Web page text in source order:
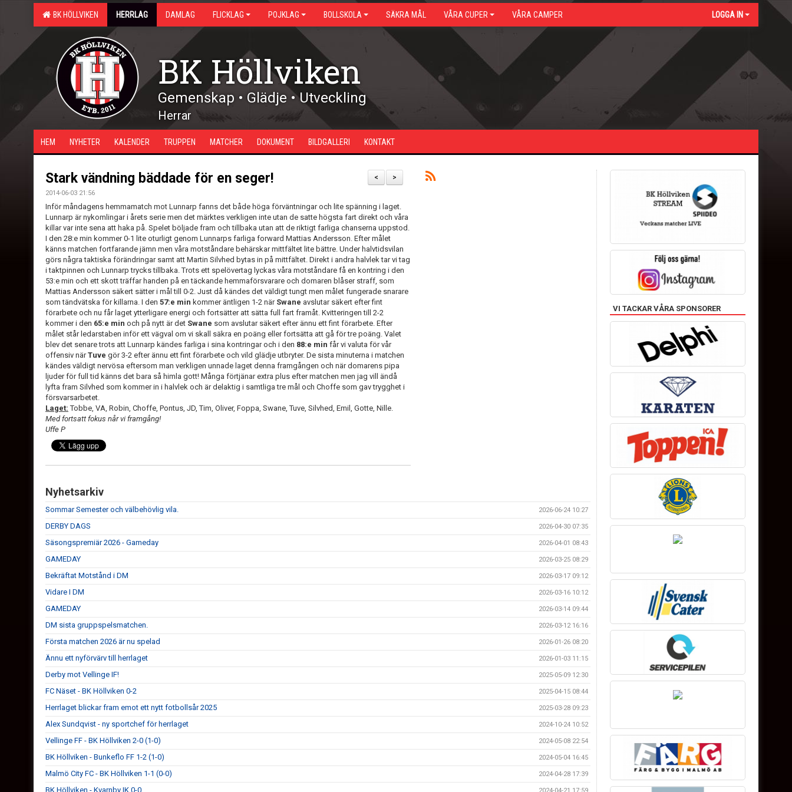
BK HÖLLVIKEN HERRLAG DAMLAG FLICKLAG POJKLAG BOLLSKOLA SÄKRA MÅL VÅRA CUPER VÅRA CAMPER LOGGA IN
BK Höllviken
Gemenskap • Glädje • Utveckling
Herrar
HEM NYHETER KALENDER TRUPPEN MATCHER DOKUMENT BILDGALLERI KONTAKT
>
<
Stark vändning bäddade för en seger!
2014-06-03 21:56
Inför måndagens hemmamatch mot Lunnarp fanns det både höga förväntningar och lite spänning i laget.
Lunnarp är nykomlingar i årets serie men det märktes verkligen inte utan de satte högsta fart direkt och våra
killar var inte sena att haka på. Spelet böljade fram och tillbaka utan att de riktigt farliga chanserna uppstod.
I den 28:e min kommer 0-1 lite oturligt genom Lunnarps farliga forward Mattias Andersson. Efter målet
känns matchen fortfarande jämn men våra motståndare behärskar mittfältet lite bättre. Under halvtidsvilan
görs några taktiska förändringar samt att Martin Silvhed bytas in på mittfältet. Direkt i andra halvlek tar vi tag
i taktpinnen och Lunnarp trycks tillbaka. Trots ett spelövertag lyckas våra motståndare få en kontring i den
53:e min och ett skott träffar handen på en täckande hemmaförsvarare och domaren blåser straff, som
Mattias Andersson säkert sätter i mål till 0-2. Just då kändes det väldigt tungt men målet fungerade snarare
som tändvätska för killarna. I den 57:e min kommer äntligen 1-2 när Swane avslutar säkert efter fint
förarbete och nu får laget ytterligare energi och fortsätter att sätta full fart framåt. Kvitteringen till 2-2
kommer i den 65:e min och på nytt är det Swane som avslutar säkert efter ännu ett fint förarbete. Efter
målet står ledarstaben inför ett vägval om vi skall säkra en poäng eller fortsätta att gå för tre poäng. Valet
blev det senare trots att Lunnarp kändes farliga i sina kontringar och i den 88:e min får vi valuta för vår
offensiv närTuve gör 3-2 efter ännu ett fint förarbete och vild glädje utbryter. De sista minuterna i matchen
kändes väldigt nervösa eftersom man verkligen unnade laget denna framgången och när domarens pipa
ljuder för full tid känns det bara så himla gott! Många förtjänar extra plus efter matchen men jag vill ändå
lyfta fram Silvhed som kommer in i halvlek och är delaktig i samtliga tre mål och Choffe som gav trygghet i
försvarsarbetet.
Laget: Tobbe, VA, Robin, Choffe, Pontus, JD, Tim, Oliver, Foppa, Swane, Tuve, Silvhed, Emil, Gotte, Nille.
Med fortsatt fokus når vi framgång!
Uffe P
Nyhetsarkiv
Sommar Semester och välbehövlig vila. 2026-06-24 10:27
DERBY DAGS 2026-04-30 07:35
Säsongspremiär 2026 - Gameday 2026-04-01 08:43
GAMEDAY 2026-03-25 08:29
Bekräftat Motstånd i DM 2026-03-17 09:12
Vidare I DM 2026-03-16 10:12
GAMEDAY 2026-03-14 09:44
DM sista gruppspelsmatchen. 2026-03-12 16:16
Första matchen 2026 är nu spelad 2026-01-26 08:20
Ännu ett nyförvärv till herrlaget 2026-01-03 11:15
Derby mot Vellinge IF! 2025-05-09 12:30
FC Näset - BK Höllviken 0-2 2025-04-15 08:44
Herrlaget blickar fram emot ett nytt fotbollsår 2025 2025-03-28 09:23
Alex Sundqvist - ny sportchef för herrlaget 2024-10-24 10:52
Vellinge FF - BK Höllviken 2-0 (1-0) 2024-05-08 22:54
BK Höllviken - Bunkeflo FF 1-2 (1-0) 2024-05-04 16:45
Malmö City FC - BK Höllviken 1-1 (0-0) 2024-04-28 17:39
BK Höllviken - Kvarnby IK 0-0
VI TACKAR VÅRA SPONSORER